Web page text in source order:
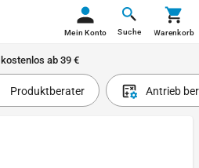
Suche
Mein Konto Warenkorb
kostenlos ab 39 €
Produktberater Antrieb